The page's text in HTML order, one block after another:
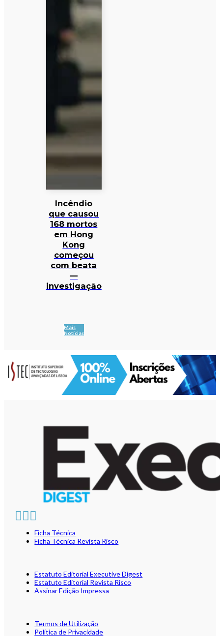
Incêndio
que causou
168 mortos
em Hong
Kong
começou
com beata
—
investigação
Mais
Notícias
Ficha Técnica
Ficha Técnica Revista Risco
Estatuto Editorial Executive Digest
Estatuto Editorial Revista Risco
Assinar Edição Impressa
Termos de Utilização
Política de Privacidade